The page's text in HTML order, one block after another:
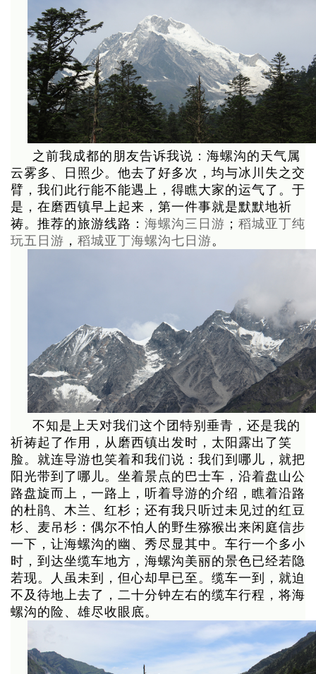
之前我成都的朋友告诉我说：海螺沟的天气属
云雾多、日照少。他去了好多次，均与冰川失之交
臂，我们此行能不能遇上，得瞧大家的运气了。于
是，在磨西镇早上起来，第一件事就是默默地祈
祷。推荐的旅游线路： 海螺沟三日游 ； 稻城亚丁纯
玩五日游 ， 稻城亚丁海螺沟七日游。
不知是上天对我们这个团特别垂青，还是我的
祈祷起了作用，从磨西镇出发时，太阳露出了笑
脸。就连导游也笑着和我们说：我们到哪儿，就把
阳光带到了哪儿。坐着景点的巴士车，沿着盘山公
路盘旋而上，一路上，听着导游的介绍，瞧着沿路
的杜鹃、木兰、红杉；还有我只听过未见过的红豆
杉、麦吊杉：偶尔不怕人的野生猕猴出来闲庭信步
一下，让海螺沟的幽、秀尽显其中。车行一个多小
时，到达坐缆车地方，海螺沟美丽的景色已经若隐
若现。人虽未到，但心却早已至。缆车一到，就迫
不及待地上去了，二十分钟左右的缆车行程，将海
螺沟的险、雄尽收眼底。